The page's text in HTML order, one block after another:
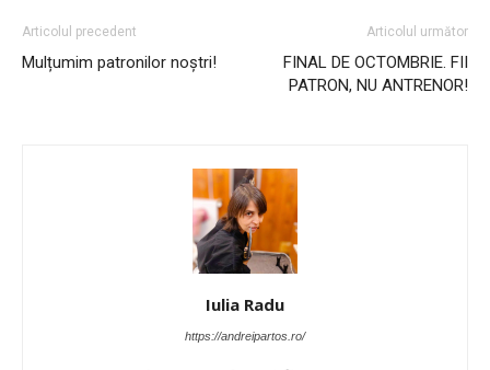
Articolul precedent
Mulțumim patronilor noștri!
Articolul următor
FINAL DE OCTOMBRIE. FII
PATRON, NU ANTRENOR!
Iulia Radu
https://andreipartos.ro/